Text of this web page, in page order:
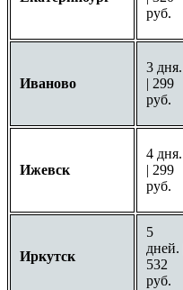
руб.
Иваново
3 дня.
| 299
руб.
Ижевск
4 дня.
| 299
руб.
Иркутск
5
дней.
532
руб.